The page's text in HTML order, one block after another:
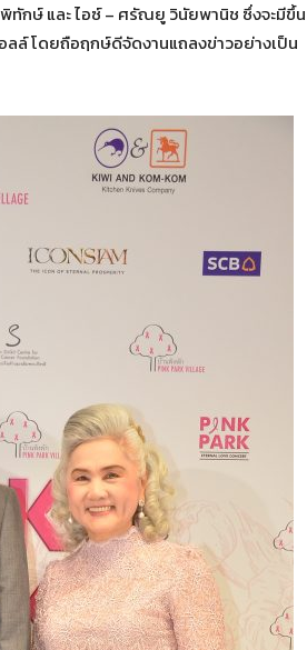
ทักษ์ และ ไอซ์ – ศรัณยู วินัยพานิช ซึ่งจะมีขึ้น
ลล์ โดยถือฤกษ์ดีจัดงานแถลงข่าวอย่างเป็น